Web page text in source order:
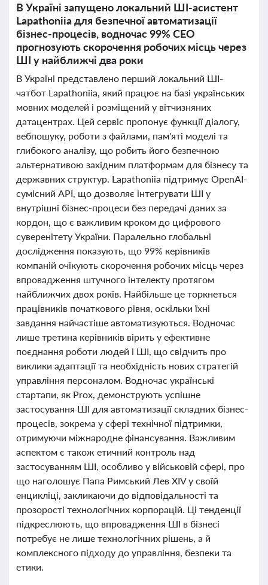
В Україні запущено локальний ШІ-асистент
Lapathoniia для безпечної автоматизації
бізнес-процесів, водночас 99% CEO
прогнозують скорочення робочих місць через
ШІ у найближчі два роки
В Україні представлено перший локальний ШІ-
чатбот Lapathoniia, який працює на базі українських
мовних моделей і розміщений у вітчизняних
датацентрах. Цей сервіс пропонує функції діалогу,
вебпошуку, роботи з файлами, пам'яті моделі та
глибокого аналізу, що робить його безпечною
альтернативою західним платформам для бізнесу та
державних структур. Lapathoniia підтримує OpenAI-
сумісний API, що дозволяє інтегрувати ШІ у
внутрішні бізнес-процеси без передачі даних за
кордон, що є важливим кроком до цифрового
суверенітету України. Паралельно глобальні
дослідження показують, що 99% керівників
компаній очікують скорочення робочих місць через
впровадження штучного інтелекту протягом
найближчих двох років. Найбільше це торкнеться
працівників початкового рівня, оскільки їхні
завдання найчастіше автоматизуються. Водночас
лише третина керівників вірить у ефективне
поєднання роботи людей і ШІ, що свідчить про
виклики адаптації та необхідність нових стратегій
управління персоналом. Водночас українські
стартапи, як Prox, демонструють успішне
застосування ШІ для автоматизації складних бізнес-
процесів, зокрема у сфері технічної підтримки,
отримуючи міжнародне фінансування. Важливим
аспектом є також етичний контроль над
застосуванням ШІ, особливо у військовій сфері, про
що наголошує Папа Римський Лев XIV у своїй
енцикліці, закликаючи до відповідальності та
прозорості технологічних корпорацій. Ці тенденції
підкреслюють, що впровадження ШІ в бізнесі
потребує не лише технологічних рішень, а й
комплексного підходу до управління, безпеки та
етики.